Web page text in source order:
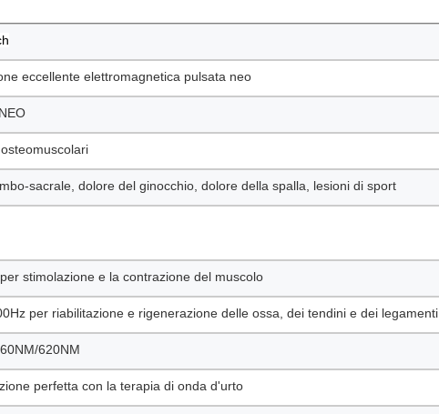
eccellente elettromagnetica pulsata neo
sacrale, dolore del ginocchio, dolore della spalla, lesioni di sport
stimolazione e la contrazione del muscolo
per riabilitazione e rigenerazione delle ossa, dei tendini e dei legamenti
620NM
perfetta con la terapia di onda d'urto